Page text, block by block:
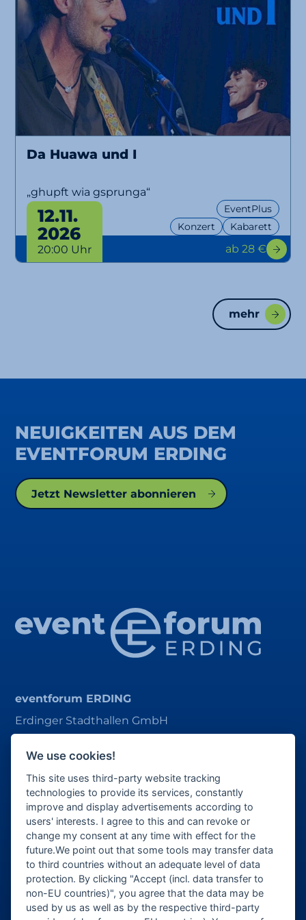
Da Huawa und I
„ghupft wia gsprunga“
Konzert Kabarett
EventPlus
12.11.
2026
20:00 Uhr ab 28 €
mehr
NEUIGKEITEN AUS DEM
EVENTFORUM ERDING
Jetzt Newsletter abonnieren
Veranstalter-Bereich
Besucher-Bereich
eventforum ERDING
Erdinger Stadthallen GmbH
85435 Erding
ticket@eventforum-erding.de
veranstaltung@eventforum-erding.de
We use cookies!
This site uses third-party website tracking
technologies to provide its services, constantly
improve and display advertisements according to
users' interests. I agree to this and can revoke or
change my consent at any time with effect for the
future.We point out that some tools may transfer data
to third countries without an adequate level of data
protection. By clicking "Accept (incl. data transfer to
non-EU countries)", you agree that the data may be
used by us as well as by the respective third-party